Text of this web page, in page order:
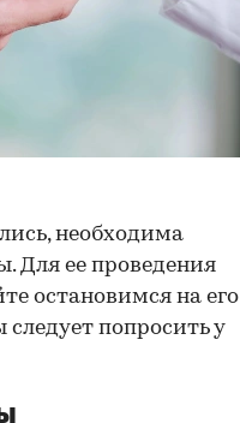
необходима
Для ее проведения
остановимся на его
попросить у